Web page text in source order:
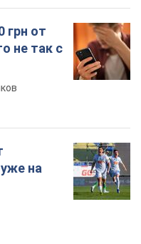
грн от
не так с
на